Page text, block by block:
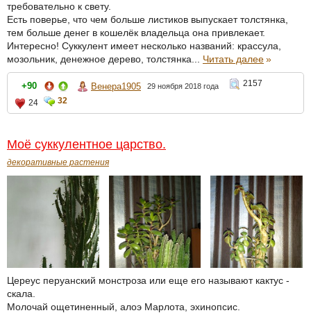
требовательно к свету.
Есть поверье, что чем больше листиков выпускает толстянка,
тем больше денег в кошелёк владельца она привлекает.
Интересно! Суккулент имеет несколько названий: крассула,
мозольник, денежное дерево, толстянка... Читать далее»
+90 Венера1905 29 ноября 2018 года
2157
24
32
Моё суккулентное царство.
декоративные растения
Цереус перуанский монстроза или еще его называют кактус -
скала.
Молочай ощетиненный, алоэ Марлота, эхинопсис.